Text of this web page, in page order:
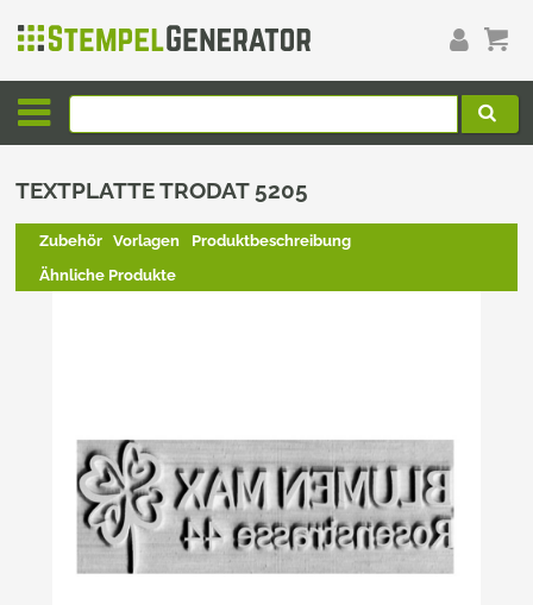
TEXTPLATTE TRODAT 5205
Zubehör Vorlagen
Produktbeschreibung
Ähnliche Produkte